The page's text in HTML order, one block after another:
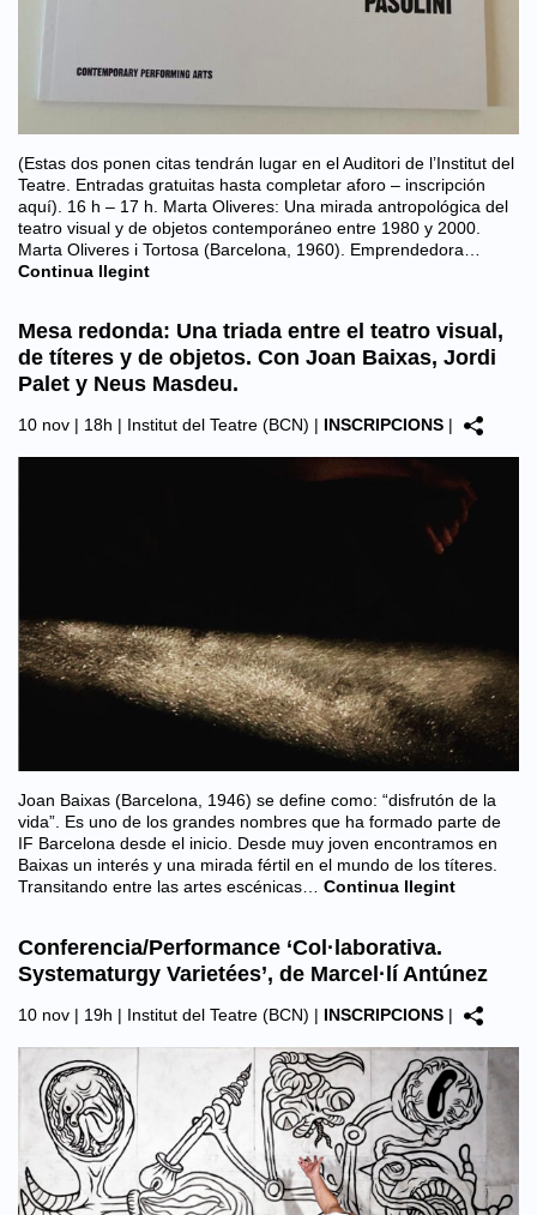
(Estas dos ponen citas tendrán lugar en el Auditori de l’Institut del
Teatre. Entradas gratuitas hasta completar aforo – inscripción
aquí). 16 h – 17 h. Marta Oliveres: Una mirada antropológica del
teatro visual y de objetos contemporáneo entre 1980 y 2000.
Marta Oliveres i Tortosa (Barcelona, 1960). Emprendedora…
Continua llegint
Mesa redonda: Una triada entre el teatro visual,
de títeres y de objetos. Con Joan Baixas, Jordi
Palet y Neus Masdeu.
10 nov | 18h | Institut del Teatre (BCN) | INSCRIPCIONS |
Joan Baixas (Barcelona, 1946) se define como: “disfrutón de la
vida”. Es uno de los grandes nombres que ha formado parte de
IF Barcelona desde el inicio. Desde muy joven encontramos en
Baixas un interés y una mirada fértil en el mundo de los títeres.
Transitando entre las artes escénicas… Continua llegint
Conferencia/Performance ‘Col·laborativa.
Systematurgy Varietées’, de Marcel·lí Antúnez
10 nov | 19h | Institut del Teatre (BCN) | INSCRIPCIONS |